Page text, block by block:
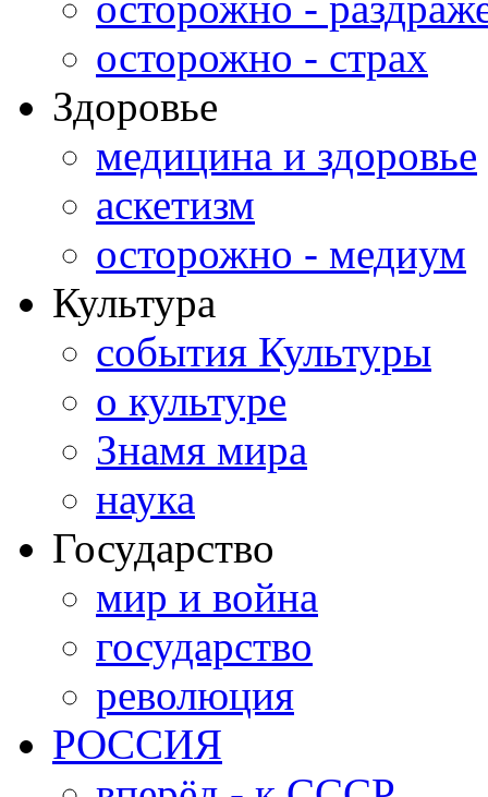
осторожно - страх
Здоровье
медицина и здоровье
аскетизм
осторожно - медиум
Культура
события Культуры
о культуре
Знамя мира
наука
Государство
мир и война
государство
революция
РОССИЯ